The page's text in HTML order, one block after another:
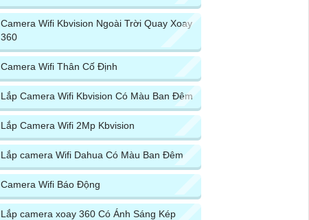
Camera Wifi Kbvision Ngoài Trời Quay Xoay
360
Camera Wifi Thân Cố Định
Lắp Camera Wifi Kbvision Có Màu Ban Đêm
Lắp Camera Wifi 2Mp Kbvision
Lắp camera Wifi Dahua Có Màu Ban Đêm
Camera Wifi Báo Động
Lắp camera xoay 360 Có Ánh Sáng Kép